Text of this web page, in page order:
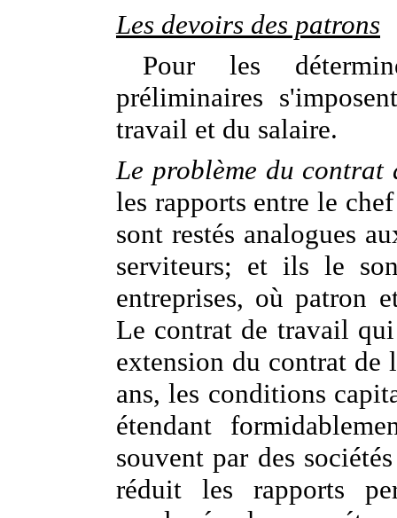
Les devoirs des patrons
Pour les
préliminaires
travail et du salaire.
Le problème du contrat
les rapports entre le
sont restés analogues
serviteurs; et ils le
entreprises, où patron
Le contrat de travail
extension du contrat de
ans, les conditions
étendant
souvent par des
réduit les rapports